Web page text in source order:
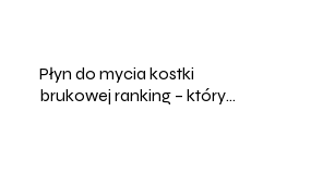
Płyn do mycia kostki
brukowej ranking – który